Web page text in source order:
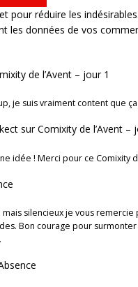
pour réduire les indésirables.
les données de vos
de l’Avent – jour 1
je suis vraiment content que
surComixity de l’Avent –
idée ! Merci pour ce Comixity
mais silencieux je vous remercie
Bon courage pour surmonter